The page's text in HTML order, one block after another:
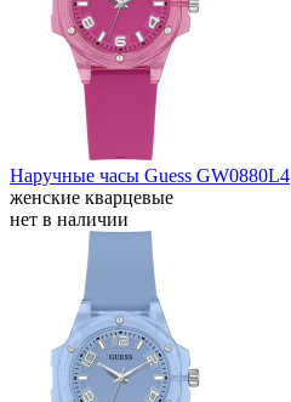
Наручные часы Guess GW0880L4
женские кварцевые
нет в наличии